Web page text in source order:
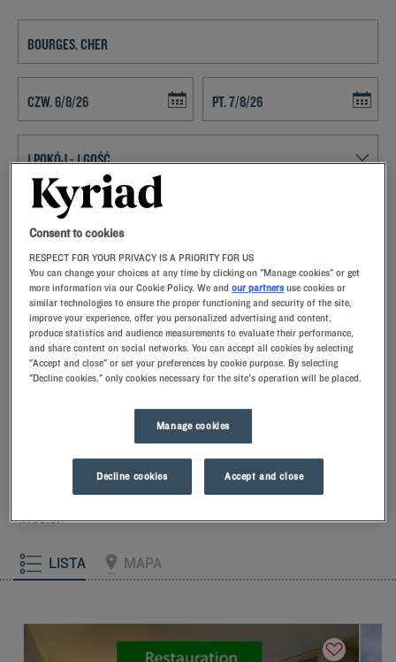
ZNAJDŹ HOTEL
Dodaj specjalny kod
VPlanują Państwo pobyt w Bourges i poszukują hotelu? Kyriad oferuje
komfortowe pokoje i dobrą kuchnię w najlepszej cenie!
Nasze hotele w Bourges.Po przyjeździe nasi pracownicy
przywitają Cię uśmiechem oraz małymi, ale troskliwymi
pianki z pamięcią kształtu.Aby dobrze rozpocząć dzień,
poczuj różnicę w Kyriad.Skosztuj chłodnego mrożonego
jogurtu na śniadanie… Przynajmniej dwa dobre powody, aby
wrócić!
LISTA MAPA
Consent to cookies
RESPECT FOR YOUR PRIVACY IS A PRIORITY FOR US
You can change your choices at any time by clicking on "Manage cookies" or get
more information via our Cookie Policy. We andour partners use cookies or
similar technologies to ensure the proper functioning and security of the site,
improve your experience, offer you personalized advertising and content,
produce statistics and audience measurements to evaluate their performance,
and share content on social networks. You can accept all cookies by selecting
"Accept and close" or set your preferences by cookie purpose. By selecting
"Decline cookies," only cookies necessary for the site's operation will be placed.
Manage cookies
Decline cookies Accept and close